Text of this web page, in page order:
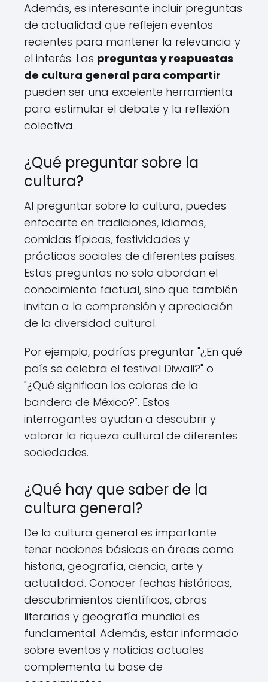
Además, es interesante incluir preguntas
de actualidad que reflejen eventos
recientes para mantener la relevancia y
el interés. Las preguntas y respuestas
de cultura general para compartir
pueden ser una excelente herramienta
para estimular el debate y la reflexión
colectiva.
¿Qué preguntar sobre la
cultura?
Al preguntar sobre la cultura, puedes
enfocarte en tradiciones, idiomas,
comidas típicas, festividades y
prácticas sociales de diferentes países.
Estas preguntas no solo abordan el
conocimiento factual, sino que también
invitan a la comprensión y apreciación
de la diversidad cultural.
Por ejemplo, podrías preguntar "¿En qué
país se celebra el festival Diwali?" o
"¿Qué significan los colores de la
bandera de México?". Estos
interrogantes ayudan a descubrir y
valorar la riqueza cultural de diferentes
sociedades.
¿Qué hay que saber de la
cultura general?
De la cultura general es importante
tener nociones básicas en áreas como
historia, geografía, ciencia, arte y
actualidad. Conocer fechas históricas,
descubrimientos científicos, obras
literarias y geografía mundial es
fundamental. Además, estar informado
sobre eventos y noticias actuales
complementa tu base de